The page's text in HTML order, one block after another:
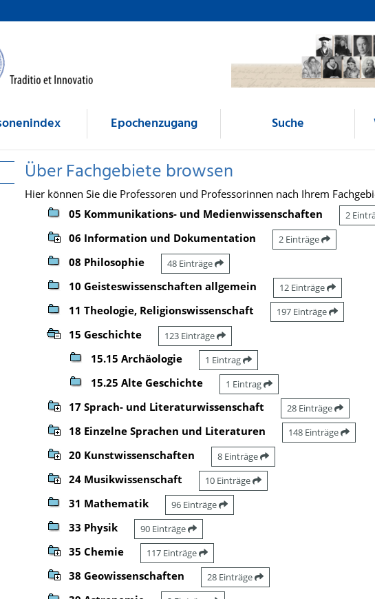
Epochenzugang Suche
Über Fachgebiete browsen
Hier können Sie die Professoren und Professorinnen nach Ihrem
05 Kommunikations- und Medienwissenschaften
2
06 Information und Dokumentation 2 Einträge
08 Philosophie 48 Einträge
10 Geisteswissenschaften allgemein 12 Einträge
11 Theologie, Religionswissenschaft 197 Einträge
15 Geschichte 123 Einträge
15.15 Archäologie 1 Eintrag
15.25 Alte Geschichte 1 Eintrag
17 Sprach- und Literaturwissenschaft 28 Einträge
18 Einzelne Sprachen und Literaturen 148 Einträge
20 Kunstwissenschaften 8 Einträge
24 Musikwissenschaft 10 Einträge
31 Mathematik 96 Einträge
33 Physik 90 Einträge
35 Chemie 117 Einträge
38 Geowissenschaften 28 Einträge